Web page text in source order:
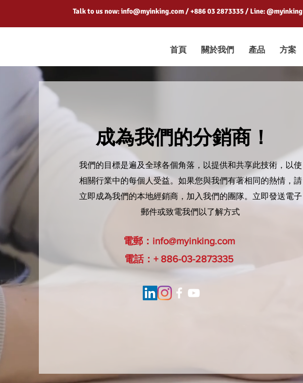
Talk to us now:info@myinking.com/ +886 03 2873335 / Line: @myinking
首頁 關於我們 產品 方案
成為我們的分銷商！
我們的目標是遍及全球各個角落，以提供和共享此技術，以使
相關行業中的每個人受益。如果您與我們有著相同的熱情，請
立即成為我們的本地經銷商，加入我們的團隊。立即發送電子
郵件或致電我們以了解方式
電郵： info@myinking.com
電話：+ 886-03-2873335